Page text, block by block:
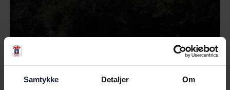
Samtykke Detaljer Om